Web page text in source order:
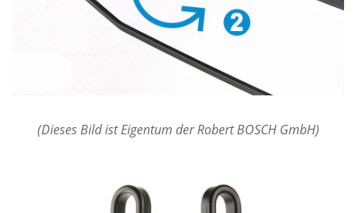
(Dieses Bild ist Eigentum der Robert BOSCH GmbH)